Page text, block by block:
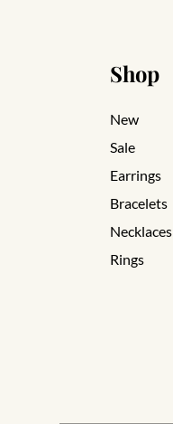
Shop
New
Sale
Earrings
Bracelets
Necklaces
Rings